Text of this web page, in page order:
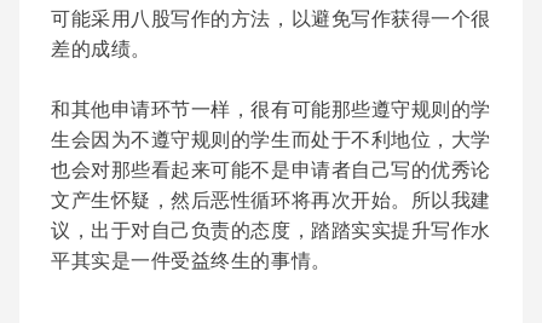
可能采用八股写作的方法，以避免写作获得一个很
差的成绩。
和其他申请环节一样，很有可能那些遵守规则的学
生会因为不遵守规则的学生而处于不利地位，大学
也会对那些看起来可能不是申请者自己写的优秀论
文产生怀疑，然后恶性循环将再次开始。所以我建
议，出于对自己负责的态度，踏踏实实提升写作水
平其实是一件受益终生的事情。